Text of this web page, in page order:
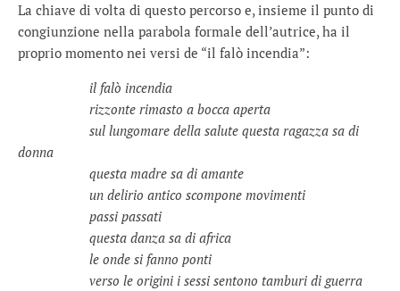
La chiave di volta di questo percorso e, insieme il punto di
congiunzione nella parabola formale dell’autrice, ha il
proprio momento nei versi de “il falò incendia”:
il falò incendia
rizzonte rimasto a bocca aperta
sul lungomare della salute questa ragazza sa di
donna
questa madre sa di amante
un delirio antico scompone movimenti
passi passati
questa danza sa di africa
le onde si fanno ponti
verso le origini i sessi sentono tamburi di guerra